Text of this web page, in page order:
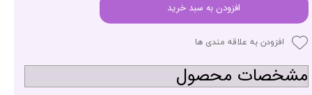
افزودن به سبد خرید
افزودن به علاقه مندی ها
مشخصات محصول